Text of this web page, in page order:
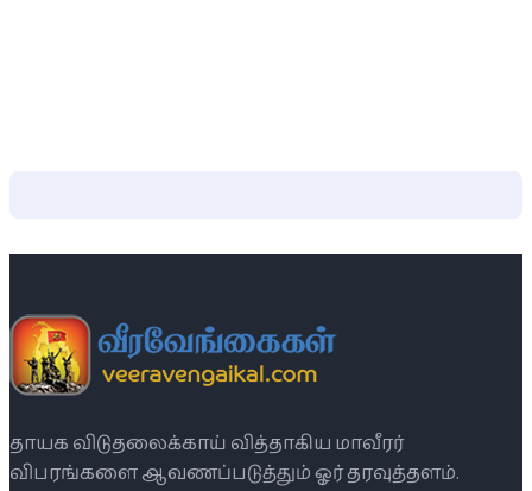
தாயக விடுதலைக்காய் வித்தாகிய மாவீரர்
விபரங்களை ஆவணப்படுத்தும் ஓர் தரவுத்தளம்.